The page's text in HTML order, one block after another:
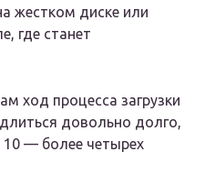
жестком диске или
где станет
ход процесса загрузки
довольно долго,
10 — более четырех